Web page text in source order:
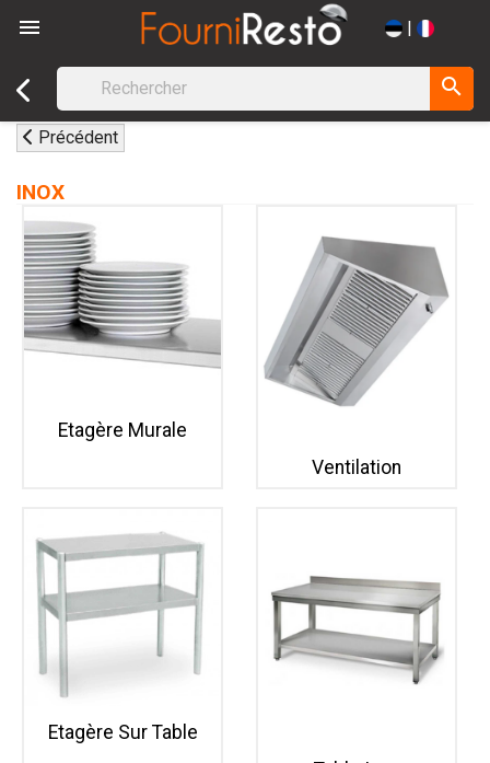
 |
search
Précédent
INOX
Etagère Murale
Ventilation
Etagère Sur Table